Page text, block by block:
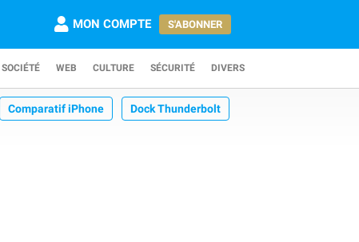
MON COMPTE S'ABONNER
SOCIÉTÉ WEB CULTURE SÉCURITÉ DIVERS
Comparatif iPhone Dock Thunderbolt